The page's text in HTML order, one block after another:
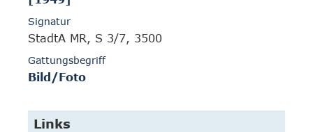
Signatur
StadtA MR, S 3/7, 3500
Gattungsbegriff
Bild/Foto
Links